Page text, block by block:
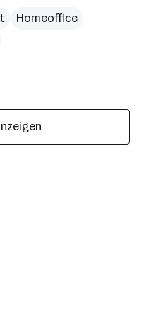
Homeoffice